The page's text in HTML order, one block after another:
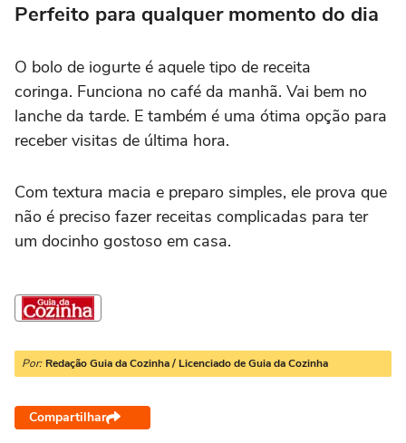
Perfeito para qualquer momento do dia
O bolo de iogurte é aquele tipo de receita
coringa. Funciona no café da manhã. Vai bem no
lanche da tarde. E também é uma ótima opção para
receber visitas de última hora.
Com textura macia e preparo simples, ele prova que
não é preciso fazer receitas complicadas para ter
um docinho gostoso em casa.
Por: Redação Guia da Cozinha / Licenciado de Guia da Cozinha
Compartilhar